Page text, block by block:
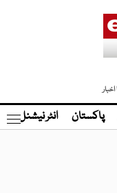
اخبار
پاکستان انٹر نیشنل